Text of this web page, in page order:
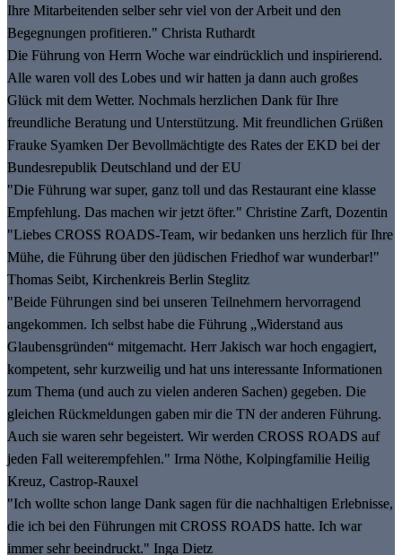
Ihre Mitarbeitenden selber sehr viel von der Arbeit und den
Begegnungen profitieren." Christa Ruthardt
Die Führung von Herrn Woche war eindrücklich und inspirierend.
Alle waren voll des Lobes und wir hatten ja dann auch großes
Glück mit dem Wetter. Nochmals herzlichen Dank für Ihre
freundliche Beratung und Unterstützung. Mit freundlichen Grüßen
Frauke Syamken Der Bevollmächtigte des Rates der EKD bei der
Bundesrepublik Deutschland und der EU
"Die Führung war super, ganz toll und das Restaurant eine klasse
Empfehlung. Das machen wir jetzt öfter." Christine Zarft, Dozentin
"Liebes CROSS ROADS-Team, wir bedanken uns herzlich für Ihre
Mühe, die Führung über den jüdischen Friedhof war wunderbar!"
Thomas Seibt, Kirchenkreis Berlin Steglitz
"Beide Führungen sind bei unseren Teilnehmern hervorragend
angekommen. Ich selbst habe die Führung „Widerstand aus
Glaubensgründen“ mitgemacht. Herr Jakisch war hoch engagiert,
kompetent, sehr kurzweilig und hat uns interessante Informationen
zum Thema (und auch zu vielen anderen Sachen) gegeben. Die
gleichen Rückmeldungen gaben mir die TN der anderen Führung.
Auch sie waren sehr begeistert. Wir werden CROSS ROADS auf
jeden Fall weiterempfehlen." Irma Nöthe, Kolpingfamilie Heilig
Kreuz, Castrop-Rauxel
"Ich wollte schon lange Dank sagen für die nachhaltigen Erlebnisse,
die ich bei den Führungen mit CROSS ROADS hatte. Ich war
immer sehr beeindruckt." Inga Dietz